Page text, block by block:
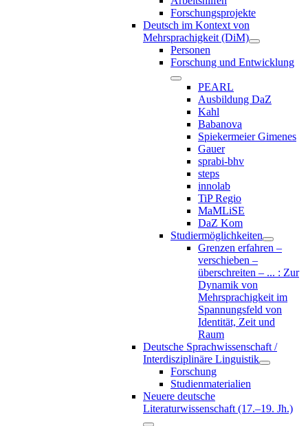
Forschungsprojekte
Deutsch im Kontext von
Mehrsprachigkeit (DiM)
Personen
Forschung und Entwicklung
PEARL
Ausbildung DaZ
Kahl
Babanova
Spiekermeier Gimenes
Gauer
sprabi-bhv
steps
innolab
TiP Regio
MaMLiSE
DaZ Kom
Studiermöglichkeiten
Grenzen erfahren –
verschieben –
überschreiten – ... : Zur
Dynamik von
Mehrsprachigkeit im
Spannungsfeld von
Identität, Zeit und
Raum
Deutsche Sprachwissenschaft /
Interdisziplinäre Linguistik
Forschung
Studienmaterialien
Neuere deutsche
Literaturwissenschaft (17.–19. Jh.)